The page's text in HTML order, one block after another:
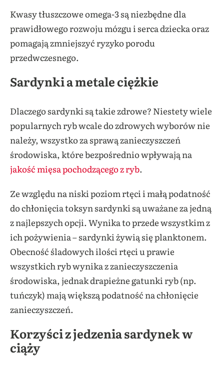
Kwasy tłuszczowe omega-3 są niezbędne dla
prawidłowego rozwoju mózgu i serca dziecka oraz
pomagają zmniejszyć ryzyko porodu
przedwczesnego.
Sardynki a metale ciężkie
Dlaczego sardynki są takie zdrowe? Niestety wiele
popularnych ryb wcale do zdrowych wyborów nie
należy, wszystko za sprawą zanieczyszczeń
środowiska, które bezpośrednio wpływają na
jakość mięsa pochodzącego z ryb.
Ze względu na niski poziom rtęci i małą podatność
do chłonięcia toksyn sardynki są uważane za jedną
z najlepszych opcji. Wynika to przede wszystkim z
ich pożywienia – sardynki żywią się planktonem.
Obecność śladowych ilości rtęci u prawie
wszystkich ryb wynika z zanieczyszczenia
środowiska, jednak drapieżne gatunki ryb (np.
tuńczyk) mają większą podatność na chłonięcie
zanieczyszczeń.
Korzyści z jedzenia sardynek w
ciąży